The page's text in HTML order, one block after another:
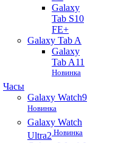
Galaxy
Tab S10
FE+
Galaxy Tab A
Galaxy
Tab A11
Новинка
Часы
Galaxy Watch9
Новинка
Galaxy Watch
Ultra2 Новинка